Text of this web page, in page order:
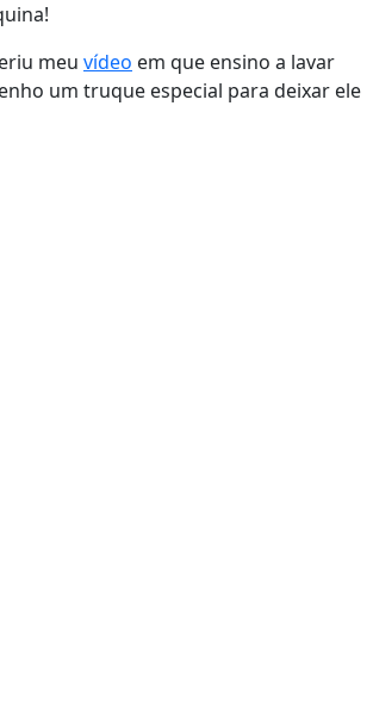
meu vídeo em que ensino a lavar
um truque especial para deixar ele